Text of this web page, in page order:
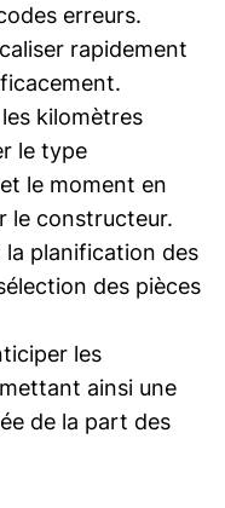
erreurs.
rapidement
kilomètres
le type
le moment en
le constructeur.
planification des
des pièces
les
ainsi une
de la part des